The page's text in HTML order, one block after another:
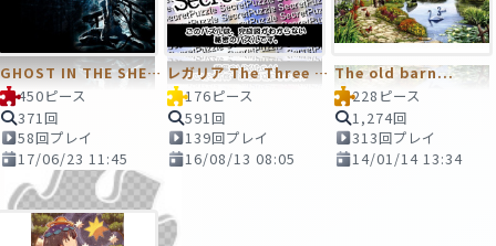
GHOST IN THE SHELL
450ピース
371回
58回プレイ
17/06/23 11:45
レガリア The Three Sacred Stars
176ピース
591回
139回プレイ
16/08/13 08:05
The old barn...
228ピース
1,274回
313回プレイ
14/01/14 13:34